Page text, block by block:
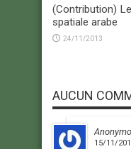
(Contribution)
spatiale arabe
24/11/2013
AUCUN
15/11/